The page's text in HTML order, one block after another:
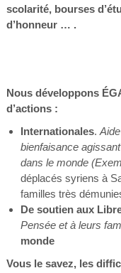
scolarité, bourses
d’honneur … .
Nous développons
d’actions :
Internationales.
bienfaisance
dans le monde
déplacés syriens à
familles très
De soutien aux
Pensée et à leurs
monde
Vous le savez, les